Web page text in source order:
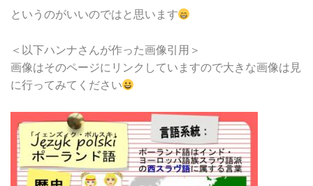
というのがいいのではと思います
＜以下ハンナさんが作った画像引用＞
画像はそのページにリンクしていますので大きな画像は見
に行ってみてください